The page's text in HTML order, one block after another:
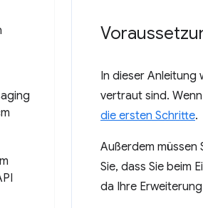
In dieser Anleitung
vertraut sind.
die ersten Schritte.
Außerdem müssen
Sie, dass Sie beim
da Ihre